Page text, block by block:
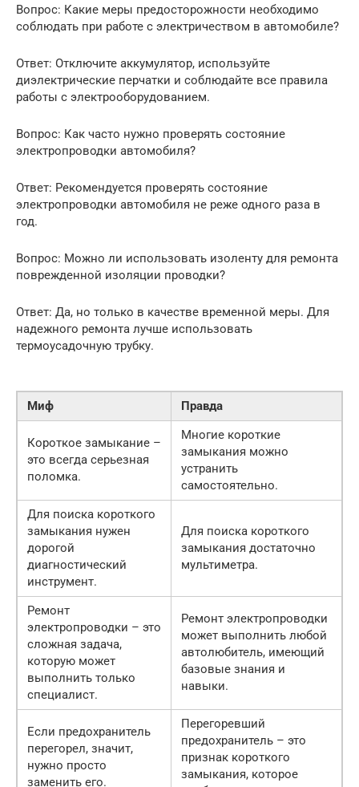
Вопрос: Какие меры предосторожности необходимо
соблюдать при работе с электричеством в автомобиле?
Ответ: Отключите аккумулятор, используйте
диэлектрические перчатки и соблюдайте все правила
работы с электрооборудованием.
Вопрос: Как часто нужно проверять состояние
электропроводки автомобиля?
Ответ: Рекомендуется проверять состояние
электропроводки автомобиля не реже одного раза в
год.
Вопрос: Можно ли использовать изоленту для ремонта
поврежденной изоляции проводки?
Ответ: Да, но только в качестве временной меры. Для
надежного ремонта лучше использовать
термоусадочную трубку.
Миф Правда
Короткое замыкание –
это всегда серьезная
поломка.
Многие короткие
замыкания можно
устранить
самостоятельно.
Для поиска короткого
замыкания нужен
дорогой
диагностический
инструмент.
Для поиска короткого
замыкания достаточно
мультиметра.
Ремонт
электропроводки – это
сложная задача,
которую может
выполнить только
специалист.
Ремонт электропроводки
может выполнить любой
автолюбитель, имеющий
базовые знания и
навыки.
Если предохранитель
перегорел, значит,
нужно просто
заменить его.
Перегоревший
предохранитель – это
признак короткого
замыкания, которое